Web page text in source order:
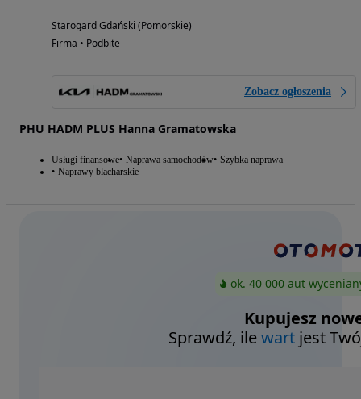
Starogard Gdański (Pomorskie)
Firma • Podbite
Zobacz ogłoszenia
PHU HADM PLUS Hanna Gramatowska
Usługi finansowe Naprawa samochodów Szybka naprawa
Naprawy blacharskie
ok. 40 000 aut
Kupujesz
Sprawdź, ilewart jest